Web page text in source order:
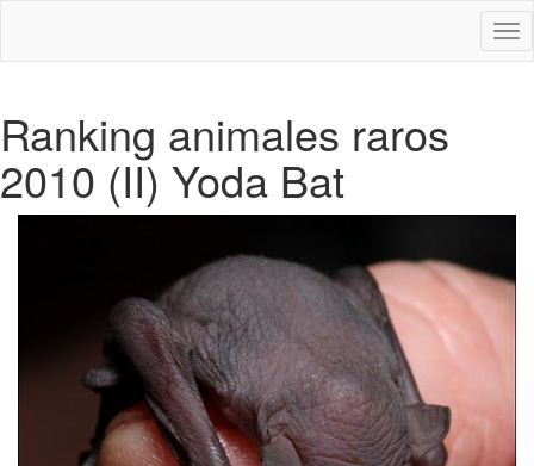
Ranking animales raros
2010 (II) Yoda Bat